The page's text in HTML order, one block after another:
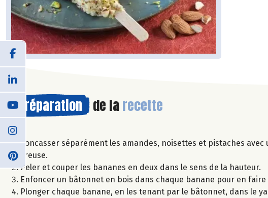
Préparation de la recette
Concasser séparément les amandes, noisettes et pistaches
creuse.
Peler et couper les bananes en deux dans le sens de la hauteur.
Enfoncer un bâtonnet en bois dans chaque banane pour en faire
Plonger chaque banane, en les tenant par le bâtonnet, dans le